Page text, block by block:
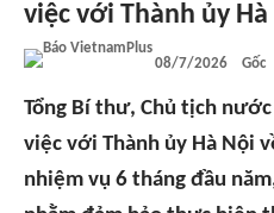
việc với Thành ủy Hà
08/7/2026 Gốc
Tổng Bí thư, Chủ tịch
việc với Thành ủy Hà Nội
nhiệm vụ 6 tháng đầu